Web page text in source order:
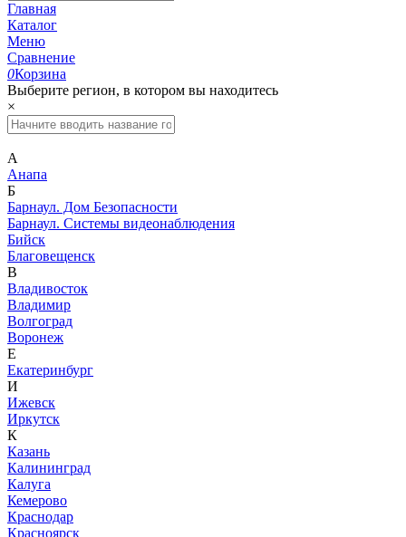
Главная
Каталог
Меню
Сравнение
0Корзина
Выберите регион, в котором вы находитесь
×
А
Анапа
Б
Барнаул. Дом Безопасности
Барнаул. Системы видеонаблюдения
Бийск
Благовещенск
В
Владивосток
Владимир
Волгоград
Воронеж
Е
Екатеринбург
И
Ижевск
Иркутск
К
Казань
Калининград
Калуга
Кемерово
Краснодар
Красноярск